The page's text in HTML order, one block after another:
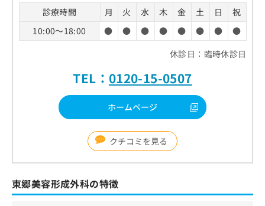
診療時間 月 火 水 木 金 土 日
祝
10:00～18:00
● ● ● ● ● ● ●
●
休診日：臨時休診日
TEL： 0120-15-0507
ホームページ
クチコミを見る
東郷美容形成外科の特徴